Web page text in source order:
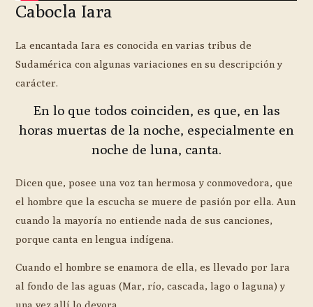
Cabocla Iara
La encantada Iara es conocida en varias tribus de
Sudamérica con algunas variaciones en su descripción y
carácter.
En lo que todos coinciden, es que, en las
horas muertas de la noche, especialmente en
noche de luna, canta.
Dicen que, posee una voz tan hermosa y conmovedora, que
el hombre que la escucha se muere de pasión por ella. Aun
cuando la mayoría no entiende nada de sus canciones,
porque canta en lengua indígena.
Cuando el hombre se enamora de ella, es llevado por Iara
al fondo de las aguas (Mar, río, cascada, lago o laguna) y
una vez allí lo devora.